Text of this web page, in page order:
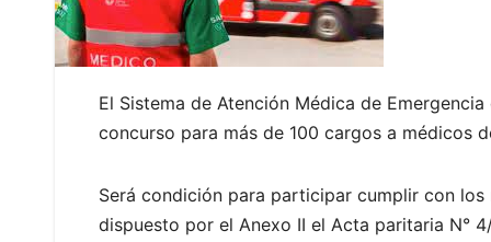
El Sistema de Atención Médica de
concurso para más de 100 cargos a médicos
Será condición para participar cumplir con
dispuesto por el Anexo II el Acta paritaria N°